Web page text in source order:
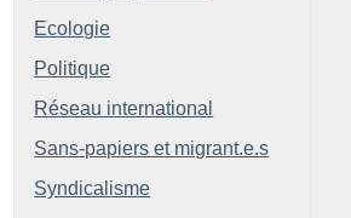
Ecologie
Politique
Réseau international
Sans-papiers et migrant.e.s
Syndicalisme